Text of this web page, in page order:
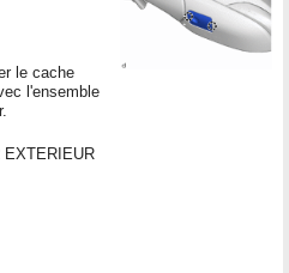
le cache
l'ensemble
EXTERIEUR